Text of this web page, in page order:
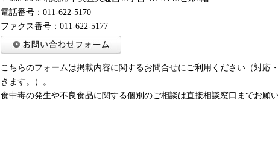
電話番号：011-622-5170
ファクス番号：011-622-5177
こちらのフォームは掲載内容に関するお問合せにご利用ください（対応
きます。）。
食中毒の発生や不良食品に関する個別のご相談は直接相談窓口までお願い